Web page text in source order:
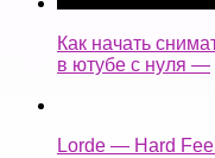
Как начать
в ютубе с нуля —
Lorde — Hard